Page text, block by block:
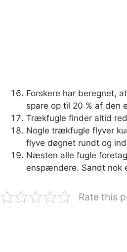
Forskere har beregnet,
spare op til 20 % af den
Trækfugle finder altid
Nogle trækfugle flyver
flyve døgnet rundt og
Næsten alle fugle
enspændere. Sandt nok
Rate this